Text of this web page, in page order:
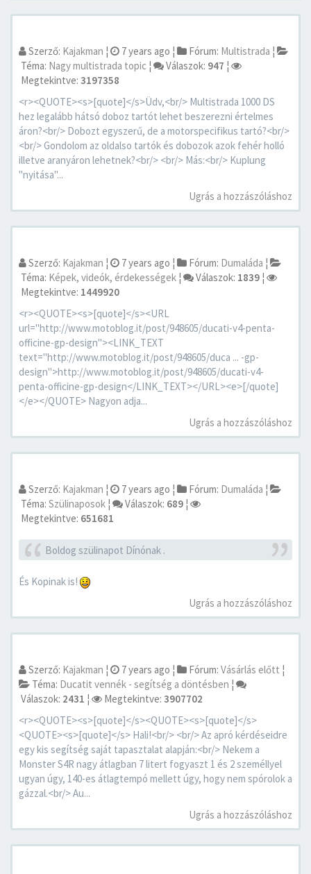
Szerző: Kajakman ¦ 7 years ago ¦ Fórum: Multistrada ¦
Téma: Nagy multistrada topic ¦ Válaszok: 947 ¦
Megtekintve: 3197358
<r><QUOTE><s>[quote]</s>Üdv,<br/> Multistrada 1000 DS
hez legalább hátsó doboz tartót lehet beszerezni értelmes
áron?<br/> Dobozt egyszerű, de a motorspecifikus tartó?<br/>
<br/> Gondolom az oldalso tartók és dobozok azok fehér holló
illetve aranyáron lehetnek?<br/> <br/> Más:<br/> Kuplung
"nyitása"...
Ugrás a hozzászóláshoz
Szerző: Kajakman ¦ 7 years ago ¦ Fórum: Dumaláda ¦
Téma: Képek, videók, érdekességek ¦ Válaszok: 1839 ¦
Megtekintve: 1449920
<r><QUOTE><s>[quote]</s><URL
url="http://www.motoblog.it/post/948605/ducati-v4-penta-
officine-gp-design"><LINK_TEXT
text="http://www.motoblog.it/post/948605/duca ... -gp-
design">http://www.motoblog.it/post/948605/ducati-v4-
penta-officine-gp-design</LINK_TEXT></URL><e>[/quote]
</e></QUOTE> Nagyon adja...
Ugrás a hozzászóláshoz
Szerző: Kajakman ¦ 7 years ago ¦ Fórum: Dumaláda ¦
Téma: Szülinaposok ¦ Válaszok: 689 ¦
Megtekintve: 651681
Boldog szülinapot Dínónak .
És Kopinak is!
Ugrás a hozzászóláshoz
Szerző: Kajakman ¦ 7 years ago ¦ Fórum: Vásárlás előtt ¦
Téma: Ducatit vennék - segítség a döntésben ¦
Válaszok: 2431 ¦ Megtekintve: 3907702
<r><QUOTE><s>[quote]</s><QUOTE><s>[quote]</s>
<QUOTE><s>[quote]</s> Hali!<br/> <br/> Az apró kérdéseidre
egy kis segítség saját tapasztalat alapján:<br/> Nekem a
Monster S4R nagy átlagban 7 litert fogyaszt 1 és 2 személlyel
ugyan úgy, 140-es átlagtempó mellett úgy, hogy nem spórolok a
gázzal.<br/> Au...
Ugrás a hozzászóláshoz